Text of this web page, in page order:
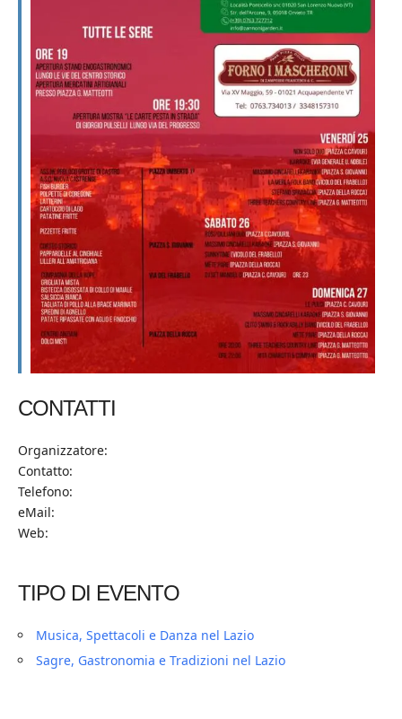
CONTATTI
Organizzatore:
Contatto:
Telefono:
eMail:
Web:
TIPO DI EVENTO
Musica, Spettacoli e Danza nel Lazio
Sagre, Gastronomia e Tradizioni nel Lazio